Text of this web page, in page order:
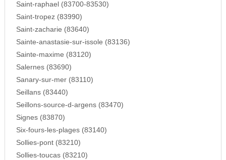
Saint-raphael (83700-83530)
Saint-tropez (83990)
Saint-zacharie (83640)
Sainte-anastasie-sur-issole (83136)
Sainte-maxime (83120)
Salernes (83690)
Sanary-sur-mer (83110)
Seillans (83440)
Seillons-source-d-argens (83470)
Signes (83870)
Six-fours-les-plages (83140)
Sollies-pont (83210)
Sollies-toucas (83210)